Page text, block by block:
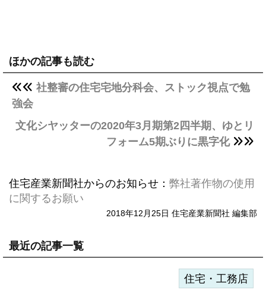
ほかの記事も読む
社整審の住宅宅地分科会、ストック視点で勉
強会
文化シヤッターの2020年3月期第2四半期、ゆとリ
フォーム5期ぶりに黒字化
住宅産業新聞社からのお知らせ： 弊社著作物の使用
に関するお願い
2018年12月25日 住宅産業新聞社 編集部
最近の記事一覧
住宅・工務店